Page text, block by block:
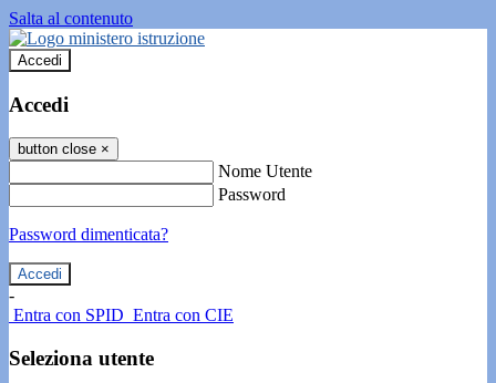
Salta al contenuto
Accedi
Accedi
button close ×
Nome Utente
Password
Password dimenticata?
-
Entra con SPID Entra con CIE
Seleziona utente